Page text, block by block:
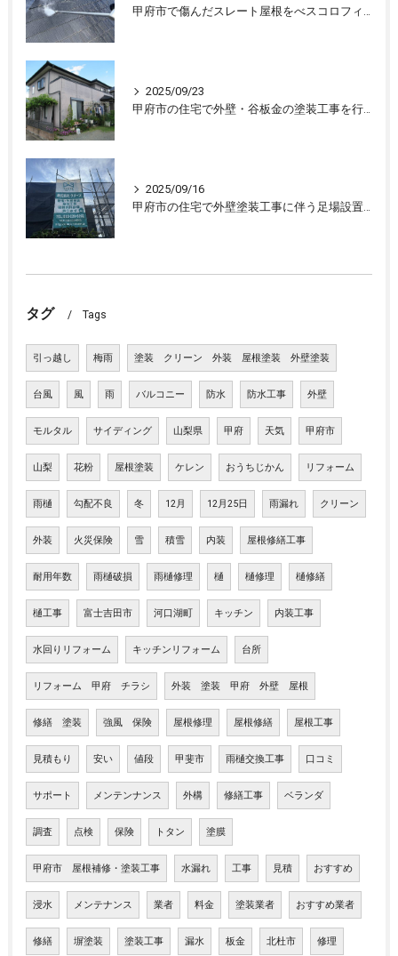
甲府市で傷んだスレート屋根をべスコロフィラーを下塗りし屋根塗装しました
2025/09/23
甲府市の住宅で外壁・谷板金の塗装工事を行ない、住宅が生まれ変わりました
2025/09/16
甲府市の住宅で外壁塗装工事に伴う足場設置、外壁の下処理を行いました。
タグ Tags
引っ越し 梅雨 塗装 クリーン 外装 屋根塗装 外壁塗装
台風 風 雨 バルコニー 防水 防水工事 外壁
モルタル サイディング 山梨県 甲府 天気 甲府市
山梨 花粉 屋根塗装 ケレン おうちじかん リフォーム
雨樋 勾配不良 冬 12月 12月25日 雨漏れ クリーン
外装 火災保険 雪 積雪 内装 屋根修繕工事
耐用年数 雨樋破損 雨樋修理 樋 樋修理 樋修繕
樋工事 富士吉田市 河口湖町 キッチン 内装工事
水回りリフォーム キッチンリフォーム 台所
リフォーム 甲府 チラシ 外装 塗装 甲府 外壁 屋根
修繕 塗装 強風 保険 屋根修理 屋根修繕 屋根工事
見積もり 安い 値段 甲斐市 雨樋交換工事 口コミ
サポート メンテンナンス 外構 修繕工事 ベランダ
調査 点検 保険 トタン 塗膜
甲府市 屋根補修・塗装工事 水漏れ 工事 見積 おすすめ
浸水 メンテナンス 業者 料金 塗装業者 おすすめ業者
修繕 塀塗装 塗装工事 漏水 板金 北杜市 修理